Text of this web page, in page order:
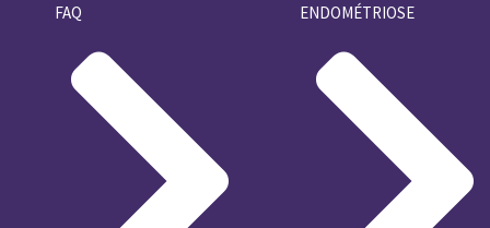
FAQ ENDOMÉTRIOSE